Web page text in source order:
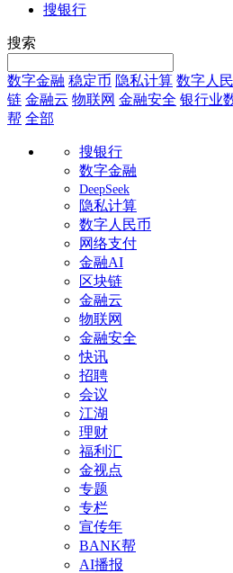
搜银行
搜索
数字金融 稳定币 隐私计算 数字人
链 金融云 物联网 金融安全 银行业
帮 全部
搜银行
数字金融
DeepSeek
隐私计算
数字人民币
网络支付
金融AI
区块链
金融云
物联网
金融安全
快讯
招聘
会议
江湖
理财
福利汇
金视点
专题
专栏
宣传年
BANK帮
AI播报